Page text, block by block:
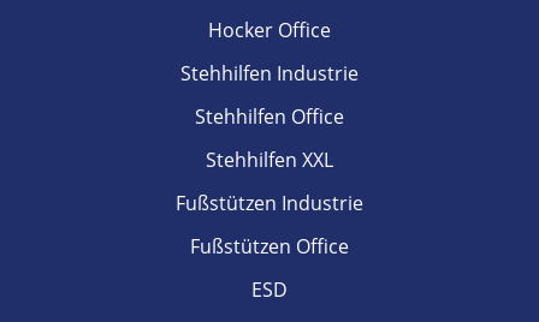
Hocker Office
Stehhilfen Industrie
Stehhilfen Office
Stehhilfen XXL
Fußstützen Industrie
Fußstützen Office
ESD